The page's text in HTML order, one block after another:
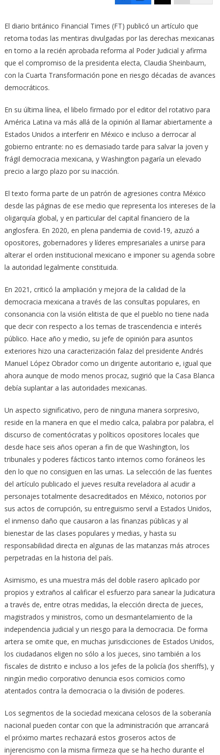
El diario británico Financial Times (FT) publicó un artículo que
retoma todas las mentiras divulgadas por las derechas mexicanas
en torno a la recién aprobada reforma al Poder Judicial y afirma
que el compromiso de la presidenta electa, Claudia Sheinbaum,
con la Cuarta Transformación pone en riesgo décadas de avances
democráticos.
En su última línea, el libelo firmado por el editor del rotativo para
América Latina va más allá de la opinión al llamar abiertamente a
Estados Unidos a interferir en México e incluso a derrocar al
gobierno entrante: no es demasiado tarde para salvar la joven y
frágil democracia mexicana, y Washington pagaría un elevado
precio a largo plazo por su inacción.
El texto forma parte de un patrón de agresiones contra México
desde las páginas de ese medio que representa los intereses de la
oligarquía global, y en particular del capital financiero de la
anglosfera. En 2020, en plena pandemia de covid-19, azuzó a
opositores, gobernadores y líderes empresariales a unirse para
alterar el orden institucional mexicano e imponer su agenda sobre
la autoridad legalmente constituida.
En 2021, criticó la ampliación y mejora de la calidad de la
democracia mexicana a través de las consultas populares, en
consonancia con la visión elitista de que el pueblo no tiene nada
que decir con respecto a los temas de trascendencia e interés
público. Hace año y medio, su jefe de opinión para asuntos
exteriores hizo una caracterización falaz del presidente Andrés
Manuel López Obrador como un dirigente autoritario e, igual que
ahora aunque de modo menos procaz, sugirió que la Casa Blanca
debía suplantar a las autoridades mexicanas.
Un aspecto significativo, pero de ninguna manera sorpresivo,
reside en la manera en que el medio calca, palabra por palabra, el
discurso de comentócratas y políticos opositores locales que
desde hace seis años operan a fin de que Washington, los
tribunales y poderes fácticos tanto internos como foráneos les
den lo que no consiguen en las urnas. La selección de las fuentes
del artículo publicado el jueves resulta reveladora al acudir a
personajes totalmente desacreditados en México, notorios por
sus actos de corrupción, su entreguismo servil a Estados Unidos,
el inmenso daño que causaron a las finanzas públicas y al
bienestar de las clases populares y medias, y hasta su
responsabilidad directa en algunas de las matanzas más atroces
perpetradas en la historia del país.
Asimismo, es una muestra más del doble rasero aplicado por
propios y extraños al calificar el esfuerzo para sanear la Judicatura
a través de, entre otras medidas, la elección directa de jueces,
magistrados y ministros, como un desmantelamiento de la
independencia judicial y un riesgo para la democracia. De forma
artera se omite que, en muchas jurisdicciones de Estados Unidos,
los ciudadanos eligen no sólo a los jueces, sino también a los
fiscales de distrito e incluso a los jefes de la policía (los sheriffs), y
ningún medio corporativo denuncia esos comicios como
atentados contra la democracia o la división de poderes.
Los segmentos de la sociedad mexicana celosos de la soberanía
nacional pueden contar con que la administración que arrancará
el próximo martes rechazará estos groseros actos de
injerencismo con la misma firmeza que se ha hecho durante el